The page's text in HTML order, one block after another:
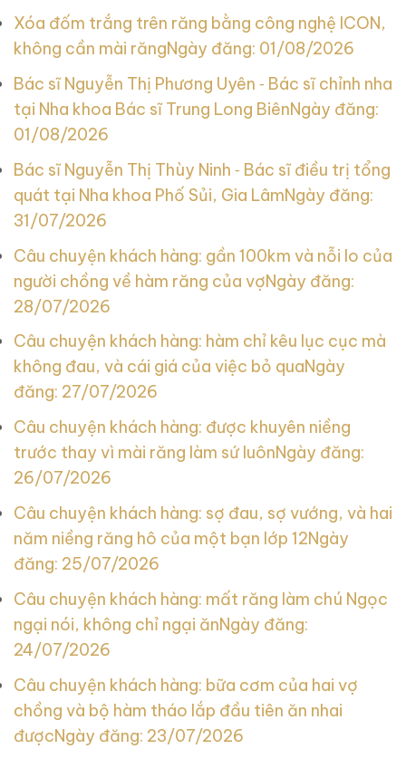
Xóa đốm trắng trên răng bằng công nghệ ICON,
không cần mài răngNgày đăng: 01/08/2026
Bác sĩ Nguyễn Thị Phương Uyên ‑ Bác sĩ chỉnh nha
tại Nha khoa Bác sĩ Trung Long BiênNgày đăng:
01/08/2026
Bác sĩ Nguyễn Thị Thùy Ninh ‑ Bác sĩ điều trị tổng
quát tại Nha khoa Phố Sủi, Gia LâmNgày đăng:
31/07/2026
Câu chuyện khách hàng: gần 100km và nỗi lo của
người chồng về hàm răng của vợNgày đăng:
28/07/2026
Câu chuyện khách hàng: hàm chỉ kêu lục cục mà
không đau, và cái giá của việc bỏ quaNgày
đăng: 27/07/2026
Câu chuyện khách hàng: được khuyên niềng
trước thay vì mài răng làm sứ luônNgày đăng:
26/07/2026
Câu chuyện khách hàng: sợ đau, sợ vướng, và hai
năm niềng răng hô của một bạn lớp 12Ngày
đăng: 25/07/2026
Câu chuyện khách hàng: mất răng làm chú Ngọc
ngại nói, không chỉ ngại ănNgày đăng:
24/07/2026
Câu chuyện khách hàng: bữa cơm của hai vợ
chồng và bộ hàm tháo lắp đầu tiên ăn nhai
đượcNgày đăng: 23/07/2026